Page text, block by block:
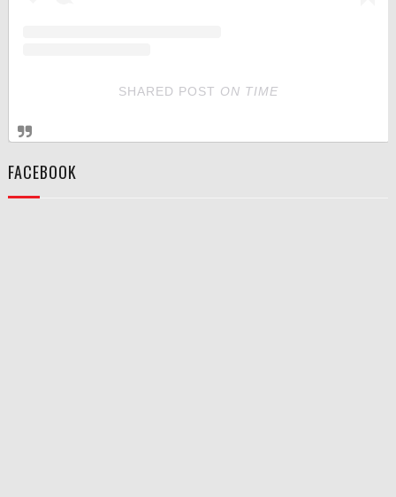
SHARED POST ON TIME
FACEBOOK